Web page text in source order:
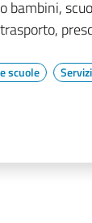
bambini,
scuole